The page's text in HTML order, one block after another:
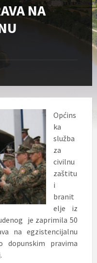
NA
Općins
ka
služba
za
civilnu
zaštitu
i
branit
elje iz
je zaprimila 50
na egzistencijalnu
dopunskim pravima